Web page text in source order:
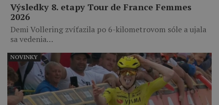
Výsledky 8. etapy Tour de France Femmes
2026
Demi Vollering zvíťazila po 6-kilometrovom sóle a ujala
sa vedenia…
NOVINKY